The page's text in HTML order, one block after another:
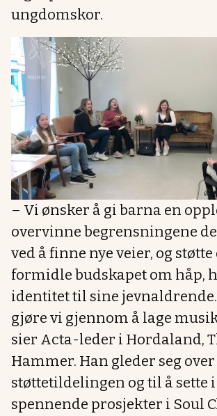
ungdomskor.
– Vi ønsker å gi barna en
overvinne begrensningene
ved å finne nye veier, og støtte
formidle budskapet om håp,
identitet til sine
gjøre vi gjennom å lage
sier Acta-leder i Hordaland,
Hammer. Han gleder seg over
støttetildelingen og til å sette
spennende prosjekter i Soul